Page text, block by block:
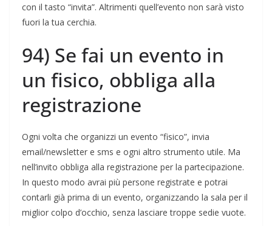
con il tasto “invita”. Altrimenti quell’evento non sarà visto
fuori la tua cerchia.
94) Se fai un evento in
un fisico, obbliga alla
registrazione
Ogni volta che organizzi un evento “fisico”, invia
email/newsletter e sms e ogni altro strumento utile. Ma
nell’invito obbliga alla registrazione per la partecipazione.
In questo modo avrai più persone registrate e potrai
contarli già prima di un evento, organizzando la sala per il
miglior colpo d’occhio, senza lasciare troppe sedie vuote.